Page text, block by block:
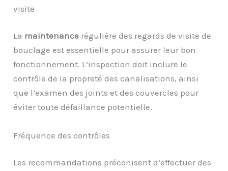
visite
La maintenance régulière des regards de visite de
bouclage est essentielle pour assurer leur bon
fonctionnement. L’inspection doit inclure le
contrôle de la propreté des canalisations, ainsi
que l’examen des joints et des couvercles pour
éviter toute défaillance potentielle.
Fréquence des contrôles
Les recommandations préconisent d’effectuer des